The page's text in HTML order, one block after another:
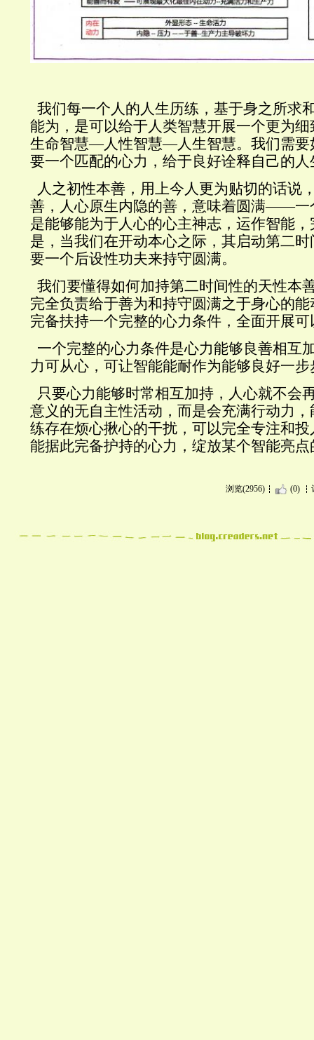
我们每一个人的人生历练，基于身之所求
能为，是可以给于人类智慧开展一个更为
生命智慧—人性智慧—人生智慧。我们需要
要一个匹配的心力，给于良好诠释自己的人
人之初性本善，用上今人更为贴切的话说
善，人心原生内隐的善，意味着圆满——一
是能够能为于人心的心主神志，运作智能
是，当我们在开动本心之际，其启动第二
要一个后设性功夫来持守圆满。
我们要懂得如何加持第二时间性的天性本
完全负责给于善为和持守圆满之于身心的
完备扶持一个完整的心力条件，全面开展
一个完整的心力条件是心力能够良善相
力可从心，可让智能能耐作为能够良好一
只要心力能够时常相互加持，人心就不会
意义的无自主性活动，而是会充满行动力
练存在烦心揪心的干扰，可以完全专注和
能据此完备护持的心力，绽放某个智能亮
浏览(2956) (0)